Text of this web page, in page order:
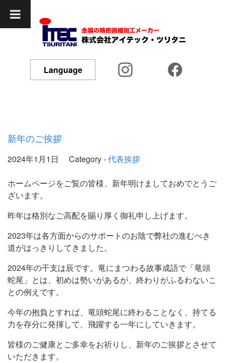
Language
新年のご挨拶
2024年1月1日 Category -代表挨拶
ホームページをご覧の皆様、新年明けましておめでとうご
ざいます。
昨年は格別なご高配を賜り厚く御礼申し上げます。
2023年は各方面からのサポートのお陰で弊社の進むべき
道がはっきりしてきました。
2024年の干支は辰です。竜にまつわる故事成語で「竜頭
蛇尾」とは、初めは勢いがあるが、終わりがふるわないこ
との例えです。
今年の抱負とすれば、竜頭蛇尾に終わることなく、持てる
力を存分に発揮して、飛躍する一年にしていきます。
皆様のご健康とご多幸をお祈りし、新年のご挨拶とさせて
いただきます。